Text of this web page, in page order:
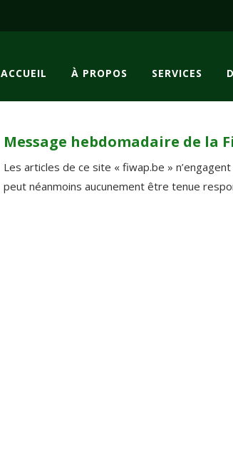
ACCUEIL À PROPOS SERVICES
Message hebdomadaire de la
Les articles de ce site « fiwap.be »
peut néanmoins aucunement être tenue